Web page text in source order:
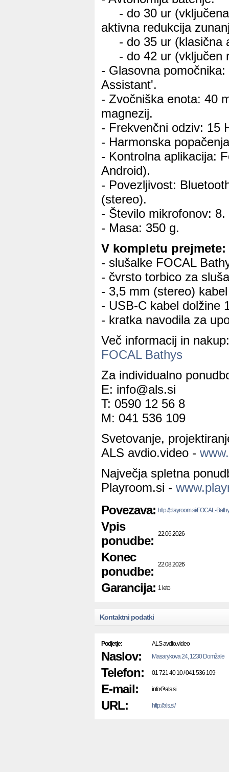
- do 30 ur (vključena
aktivna redukcija
- do 35 ur (klasična
- do 42 ur (vključen
- Glasovna
Assistant'.
- Zvočniška enota: 40
magnezij.
- Frekvenčni odziv: 15
- Harmonska
- Kontrolna aplikacija:
Android).
- Povezljivost:
(stereo).
- Število mikrofonov: 8.
- Masa: 350 g.
V kompletu prejmete:
- slušalke FOCAL
- čvrsto torbico za
- 3,5 mm (stereo)
- USB-C kabel dolžine
- kratka navodila za
Več informacij in nakup:
FOCAL Bathys
Za individualno
E: info@als.si
T: 0590 12 56 8
M: 041 536 109
Svetovanje,
ALS avdio.video -
Največja spletna
Playroom.si -
Povezava: http://playroom.si/FOCAL-
Vpis
ponudbe:
22.06.2026
Konec
ponudbe:
22.08.2026
Garancija: 1 leto
Kontaktni podatki
Podjetje: ALS avdio.video
Naslov: Masarykova 24, 1230 Domžale
Telefon: 01 721 40 10 / 041 536 109
E-mail: info als.si
URL: http://als.si/